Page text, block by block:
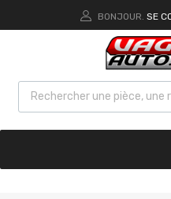
BONJOUR. SE